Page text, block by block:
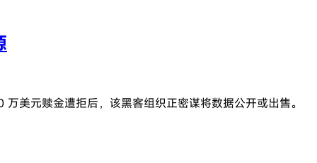
美元赎金遭拒后，该黑客组织正密谋将数据公开或出售。